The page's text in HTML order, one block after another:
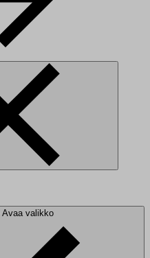
Avaa valikko